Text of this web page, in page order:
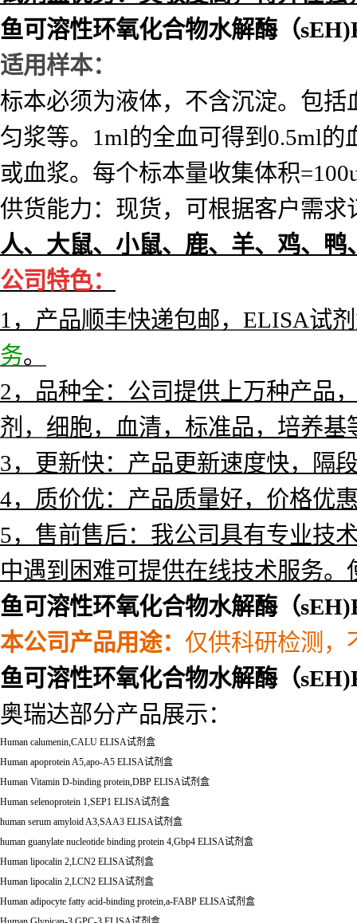
鱼可溶性环氧化合物水解酶（
适用样本：
标本必须为液体，不含沉淀。包
匀浆等。1ml的全血可得到0.5ml的
或血浆。每个标本量收集体积
供货能力：现货，可根据客户需
人、大鼠、小鼠、鹿、羊、鸡、
公司特色：
1，产品顺丰快递包邮，ELISA试
务。
2，品种全：公司提供上万种产品
剂， 细胞，血清，标准品，培养基
3，更新快：产品更新速度快，隔
4，质价优：产品质量好，价格优
5，售前售后：我公司具有专业技
中遇到困难可提供在线技术服务
鱼可溶性环氧化合物水解酶（
本公司产品用途： 仅供科研检测，
鱼可溶性环氧化合物水解酶（
奥瑞达部分产品展示：
Human calumenin,CALU ELISA试剂盒
Human apoprotein A5,apo-A5 ELISA试剂盒
Human Vitamin D-binding protein,DBP ELISA试剂盒
Human selenoprotein 1,SEP1 ELISA试剂盒
human serum amyloid A3,SAA3 ELISA试剂盒
human guanylate nucleotide binding protein 4,Gbp4 ELISA试剂盒
Human lipocalin 2,LCN2 ELISA试剂盒
Human lipocalin 2,LCN2 ELISA试剂盒
Human adipocyte fatty acid-binding protein,a-FABP ELISA试剂盒